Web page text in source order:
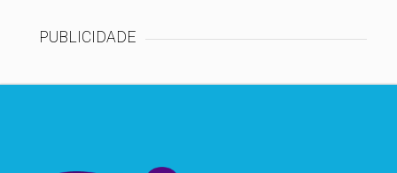
PUBLICIDADE